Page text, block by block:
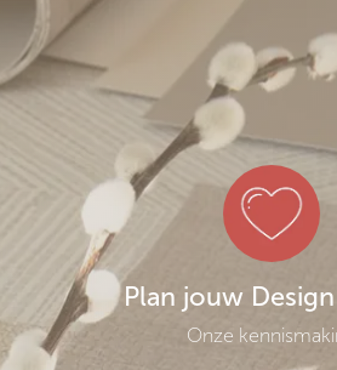
Plan jouw
Onze